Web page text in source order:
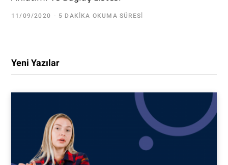
11/09/2020 5 DAKIKA OKUMA SÜRESI
Yeni Yazılar